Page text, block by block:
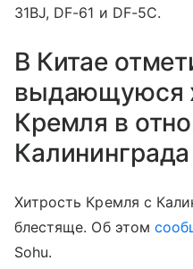
31BJ, DF-61 и DF-5C.
В Китае
выдающуюся
Кремля в
Калининграда
Хитрость Кремля с
блестяще. Об этом
Sohu.